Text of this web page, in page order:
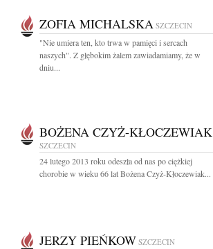
ZOFIA MICHALSKA SZCZECIN
"Nie umiera ten, kto trwa w pamięci i sercach
naszych". Z głębokim żalem zawiadamiamy, że w
dniu...
BOŻENA CZYŻ-KŁOCZEWIAK
SZCZECIN
24 lutego 2013 roku odeszła od nas po ciężkiej
chorobie w wieku 66 lat Bożena Czyż-Kłoczewiak...
JERZY PIEŃKOW SZCZECIN